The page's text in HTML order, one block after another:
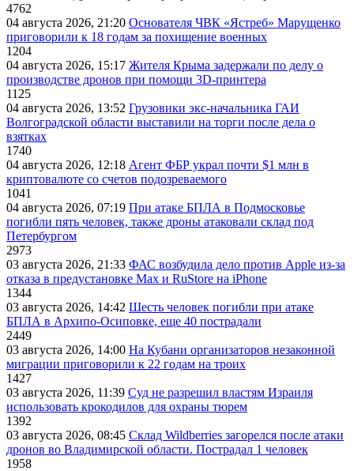
4762
04 августа 2026, 21:20 Основателя ЧВК «Ястреб» Марущенко
приговорили к 18 годам за похищение военных
1204
04 августа 2026, 15:17 Жителя Крыма задержали по делу о
производстве дронов при помощи 3D‑принтера
1125
04 августа 2026, 13:52 Грузовики экс-начальника ГАИ
Волгоградской области выставили на торги после дела о
взятках
1740
04 августа 2026, 12:18 Агент ФБР украл почти $1 млн в
криптовалюте со счетов подозреваемого
1041
04 августа 2026, 07:19 При атаке БПЛА в Подмосковье
погибли пять человек, также дроны атаковали склад под
Петербургом
2973
03 августа 2026, 21:33 ФАС возбудила дело против Apple из-за
отказа в предустановке Max и RuStore на iPhone
1344
03 августа 2026, 14:42 Шесть человек погибли при атаке
БПЛА в Архипо-Осиповке, еще 40 пострадали
2449
03 августа 2026, 14:00 На Кубани организаторов незаконной
миграции приговорили к 22 годам на троих
1427
03 августа 2026, 11:39 Суд не разрешил властям Израиля
использовать крокодилов для охраны тюрем
1392
03 августа 2026, 08:45 Склад Wildberries загорелся после атаки
дронов во Владимирской области. Пострадал 1 человек
1958